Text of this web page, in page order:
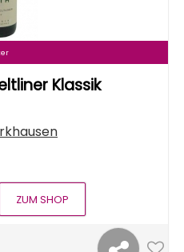
Klassik
ZUM SHOP